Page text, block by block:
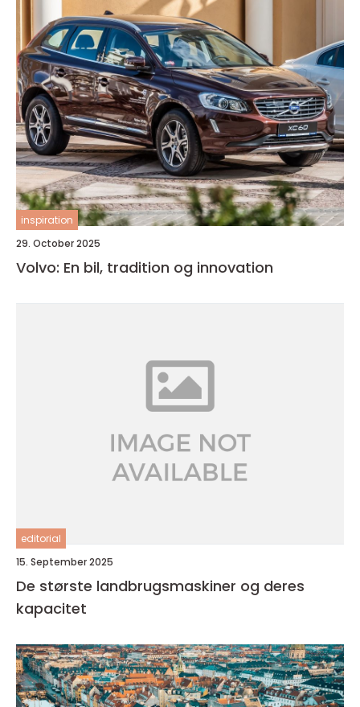
inspiration
29. October 2025
Volvo: En bil, tradition og innovation
editorial
15. September 2025
De største landbrugsmaskiner og deres
kapacitet